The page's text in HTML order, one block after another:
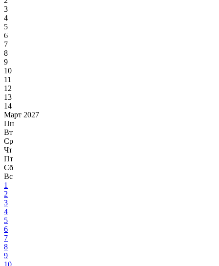
3
4
5
6
7
8
9
10
11
12
13
14
Март 2027
Пн
Вт
Ср
Чт
Пт
Сб
Вс
1
2
3
4
5
6
7
8
9